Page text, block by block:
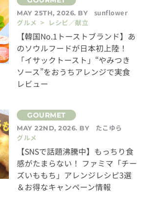
MAY 25TH, 2026. BY
sunflower
グルメ > レシピ／献立
【韓国No.1トーストブランド】あ
のソウルフードが日本初上陸！
「イサックトースト」“やみつき
ソース”をおうちアレンジで実食
レビュー
MAY 22ND, 2026. BY
たこゆら
グルメ
【SNSで話題沸騰中】もっちり食
感がたまらない！ ファミマ「チー
ズいももち」アレンジレシピ3選
＆お得なキャンペーン情報